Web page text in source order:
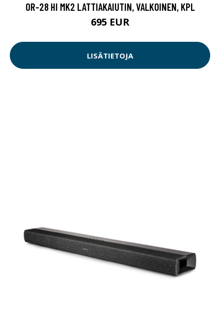
OR-28 HI MK2 LATTIAKAIUTIN, VALKOINEN, KPL
695 EUR
LISÄTIETOJA